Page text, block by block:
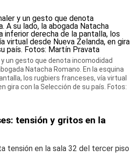
y un gesto que denota incomodidad
Natacha Romano. En la esquina
los rugbiers franceses, vía virtual
gira con la Selección de su país. Fotos:
tensión y gritos en la
tensión en la sala 32 del tercer piso